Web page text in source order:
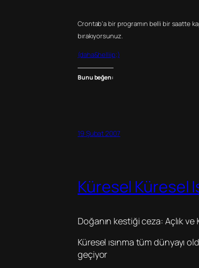
Crontab’a bir programın belli bir saatte
bırakıyorsunuz.
(daha&helliip;)
Bunu beğen:
19 Şubat 2007
Küresel Küresel
Doğanın kestiği ceza: Açlık ve
Küresel ısınma tüm dünyayı
geçiyor